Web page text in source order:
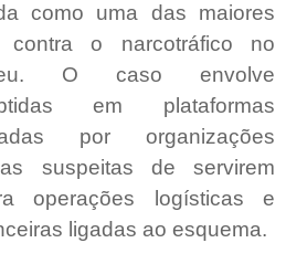
como uma das maiores
contra o narcotráfico no
O caso envolve
em plataformas
por organizações
suspeitas de servirem
operações logísticas e
ligadas ao esquema.